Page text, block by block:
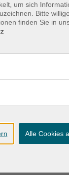
Ort / Raum
26121 Oldenburg
um sich
Bitte
finden Sie in
Alle Cookies